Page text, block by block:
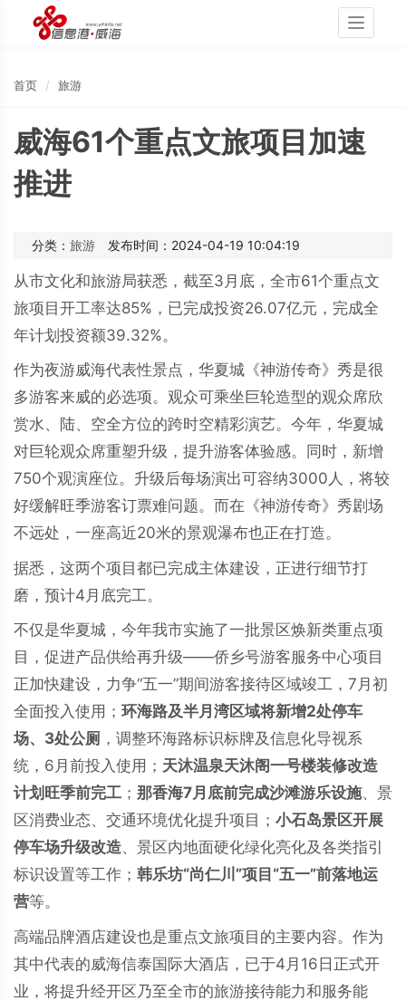
Toggle
首页 旅游
威海61个重点文旅项目加速
推进
分类： 旅游 发布时间：2024-04-19 10:04:19
从市文化和旅游局获悉，截至3月底，全市61个重点文
旅项目开工率达85%，已完成投资26.07亿元，完成全
年计划投资额39.32%。
作为夜游威海代表性景点，华夏城《神游传奇》秀是很
多游客来威的必选项。观众可乘坐巨轮造型的观众席欣
赏水、陆、空全方位的跨时空精彩演艺。今年，华夏城
对巨轮观众席重塑升级，提升游客体验感。同时，新增
750个观演座位。升级后每场演出可容纳3000人，将较
好缓解旺季游客订票难问题。而在《神游传奇》秀剧场
不远处，一座高近20米的景观瀑布也正在打造。
据悉，这两个项目都已完成主体建设，正进行细节打
磨，预计4月底完工。
不仅是华夏城，今年我市实施了一批景区焕新类重点项
目，促进产品供给再升级——侨乡号游客服务中心项目
正加快建设，力争“五一”期间游客接待区域竣工，7月初
全面投入使用； 环海路及半月湾区域将新增2处停车
场、3处公厕 ，调整环海路标识标牌及信息化导视系
统，6月前投入使用； 天沐温泉天沐阁一号楼装修改造
计划旺季前完工 ； 那香海7月底前完成沙滩游乐设施、景
区消费业态、交通环境优化提升项目； 小石岛景区开展
停车场升级改造、景区内地面硬化绿化亮化及各类指引
标识设置等工作； 韩乐坊“尚仁川”项目“五一”前落地运
营等。
高端品牌酒店建设也是重点文旅项目的主要内容。作为
其中代表的威海信泰国际大酒店，已于4月16日正式开
业，将提升经开区乃至全市的旅游接待能力和服务能